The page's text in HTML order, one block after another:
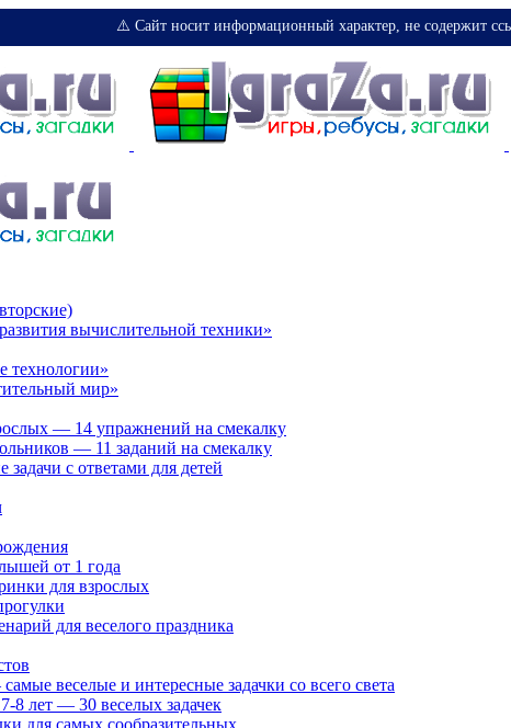
⚠️ Сайт носит информационный характер, не содержит
вычислительной техники»
технологии»
мир»
— 14 упражнений на смекалку
— 11 заданий на смекалку
задачи с ответами для детей
от 1 года
для взрослых
для веселого праздника
веселые и интересные задачки со всего света
8 лет — 30 веселых задачек
для самых сообразительных